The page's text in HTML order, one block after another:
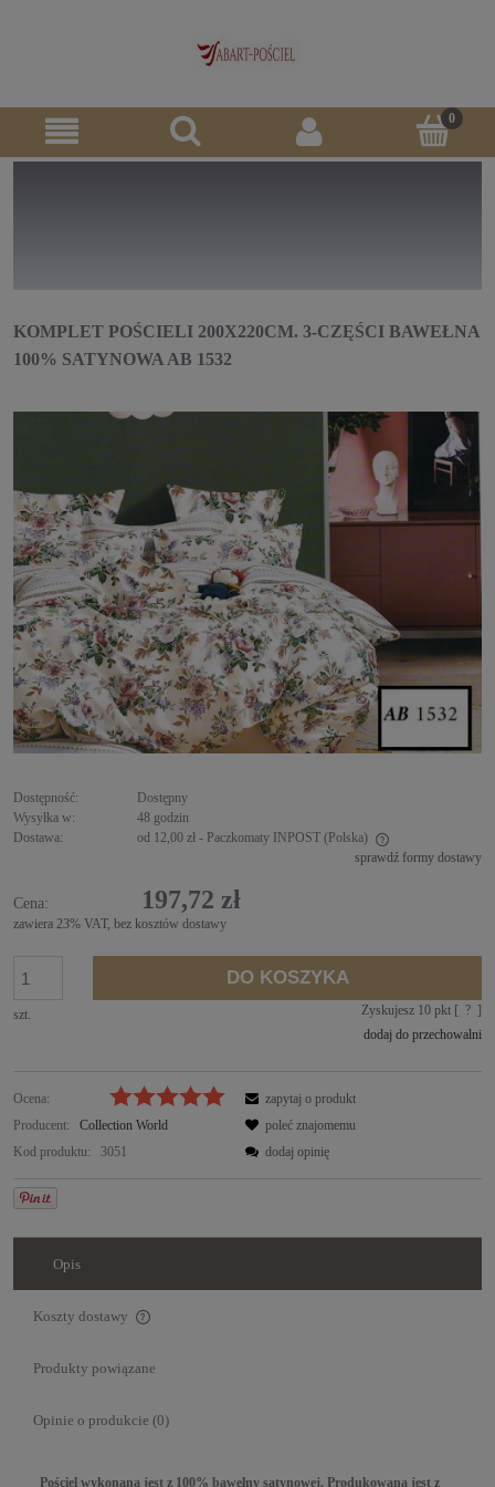
KOMPLET POŚCIELI 200X220CM. 3-CZĘŚCI BAWEŁNA
100% SATYNOWA AB 1532
Dostępność:
Dostępny
Wysyłka w:
48 godzin
Dostawa:
od 12,00 zł - Paczkomaty INPOST (Polska)
sprawdź formy dostawy
Cena: 197,72 zł
zawiera 23% VAT, bez kosztów dostawy
szt.
DO KOSZYKA
Zyskujesz 10pkt [ ? ]
dodaj do przechowalni
Ocena:
Producent:
Collection World
Kod produktu:
3051
zapytaj o produkt
poleć znajomemu
dodaj opinię
Opis
Koszty dostawy
Cena nie zawiera ewentualnych kosztów płatności
Produkty powiązane
Opinie o produkcie (0)
Pościel wykonana jest z 100% bawełny satynowej. Produkowana jest z